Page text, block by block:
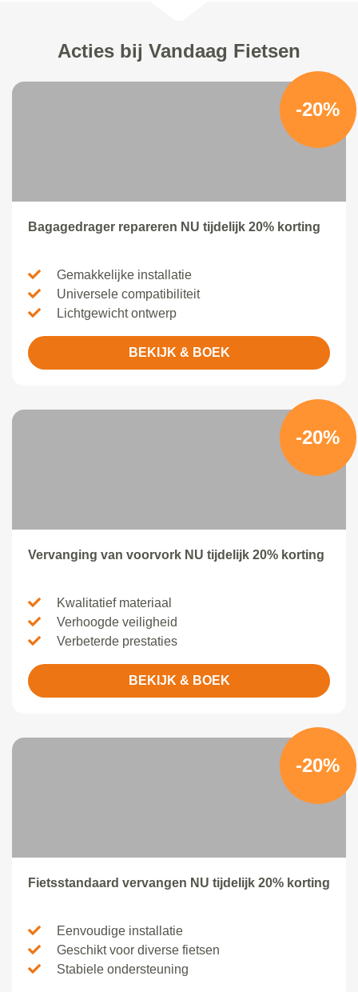
Acties bij Vandaag Fietsen
-20%
Bagagedrager repareren NU tijdelijk 20% korting
Gemakkelijke installatie
Universele compatibiliteit
Lichtgewicht ontwerp
BEKIJK & BOEK
-20%
Vervanging van voorvork NU tijdelijk 20% korting
Kwalitatief materiaal
Verhoogde veiligheid
Verbeterde prestaties
BEKIJK & BOEK
-20%
Fietsstandaard vervangen NU tijdelijk 20% korting
Eenvoudige installatie
Geschikt voor diverse fietsen
Stabiele ondersteuning